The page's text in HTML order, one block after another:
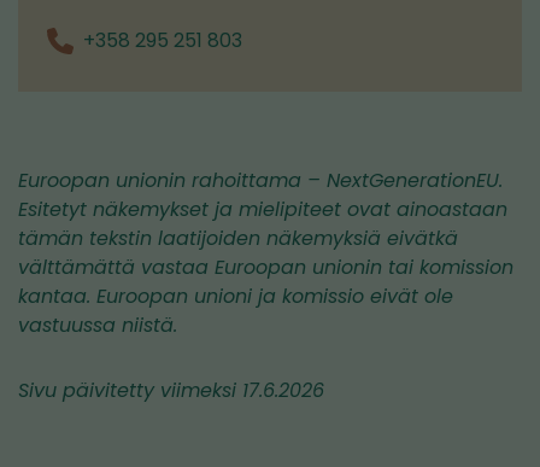
+358 295 251 803
Euroopan unionin rahoittama – NextGenerationEU.
Esitetyt näkemykset ja mielipiteet ovat ainoastaan
tämän tekstin laatijoiden näkemyksiä eivätkä
välttämättä vastaa Euroopan unionin tai komission
kantaa. Euroopan unioni ja komissio eivät ole
vastuussa niistä.
Sivu päivitetty viimeksi 17.6.2026